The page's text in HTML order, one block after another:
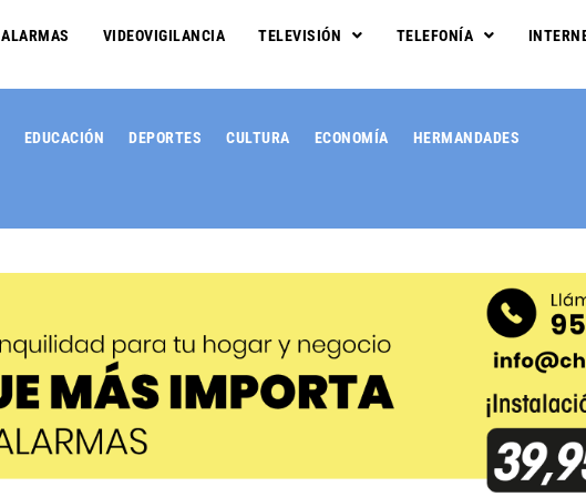
ALARMAS VIDEOVIGILANCIA TELEVISIÓN TELEFONÍA
EDUCACIÓN DEPORTES CULTURA ECONOMÍA HERMANDADES